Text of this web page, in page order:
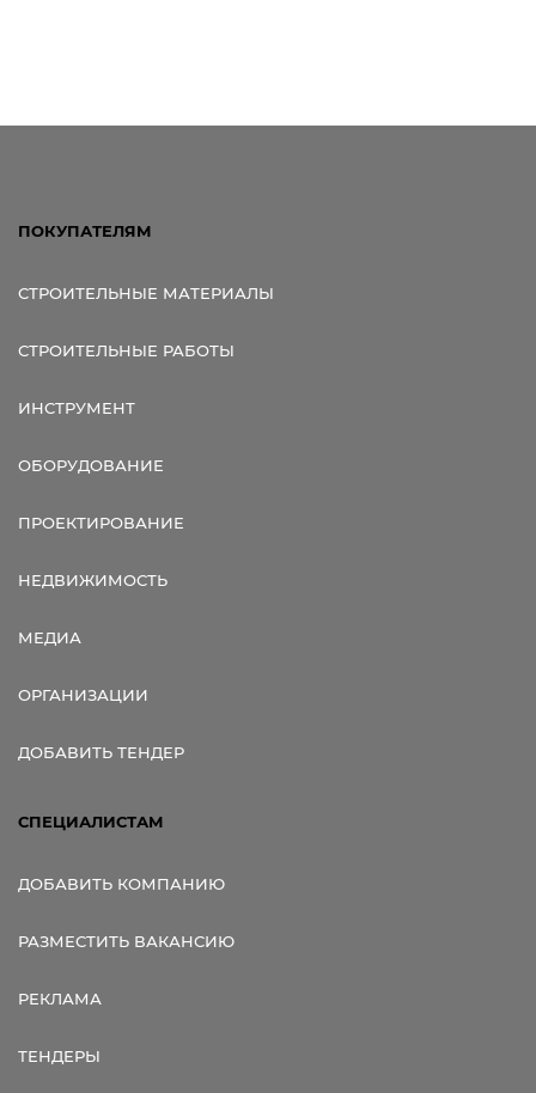
ПОКУПАТЕЛЯМ
СТРОИТЕЛЬНЫЕ МАТЕРИАЛЫ
СТРОИТЕЛЬНЫЕ РАБОТЫ
ИНСТРУМЕНТ
ОБОРУДОВАНИЕ
ПРОЕКТИРОВАНИЕ
НЕДВИЖИМОСТЬ
МЕДИА
ОРГАНИЗАЦИИ
ДОБАВИТЬ ТЕНДЕР
СПЕЦИАЛИСТАМ
ДОБАВИТЬ КОМПАНИЮ
РАЗМЕСТИТЬ ВАКАНСИЮ
РЕКЛАМА
ТЕНДЕРЫ